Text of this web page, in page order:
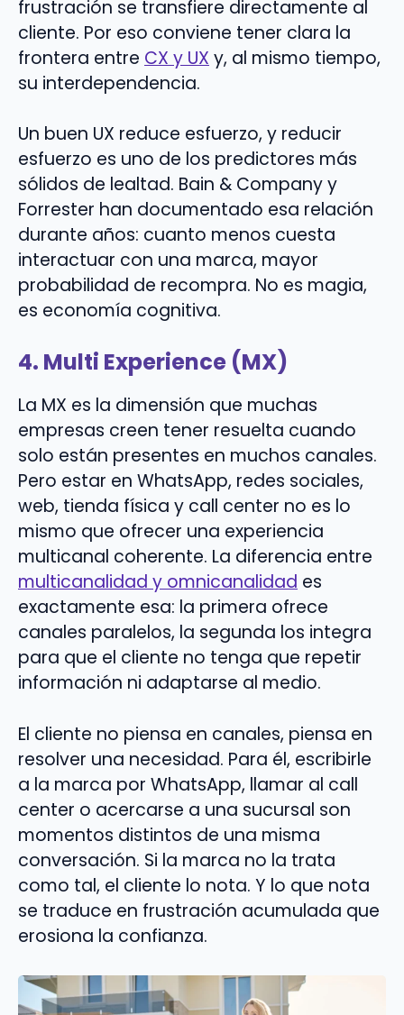
frustración se transfiere directamente al
cliente. Por eso conviene tener clara la
frontera entre CX y UX y, al mismo tiempo,
su interdependencia.
Un buen UX reduce esfuerzo, y reducir
esfuerzo es uno de los predictores más
sólidos de lealtad. Bain & Company y
Forrester han documentado esa relación
durante años: cuanto menos cuesta
interactuar con una marca, mayor
probabilidad de recompra. No es magia,
es economía cognitiva.
4. Multi Experience (MX)
La MX es la dimensión que muchas
empresas creen tener resuelta cuando
solo están presentes en muchos canales.
Pero estar en WhatsApp, redes sociales,
web, tienda física y call center no es lo
mismo que ofrecer una experiencia
multicanal coherente. La diferencia entre
multicanalidad y omnicanalidad es
exactamente esa: la primera ofrece
canales paralelos, la segunda los integra
para que el cliente no tenga que repetir
información ni adaptarse al medio.
El cliente no piensa en canales, piensa en
resolver una necesidad. Para él, escribirle
a la marca por WhatsApp, llamar al call
center o acercarse a una sucursal son
momentos distintos de una misma
conversación. Si la marca no la trata
como tal, el cliente lo nota. Y lo que nota
se traduce en frustración acumulada que
erosiona la confianza.